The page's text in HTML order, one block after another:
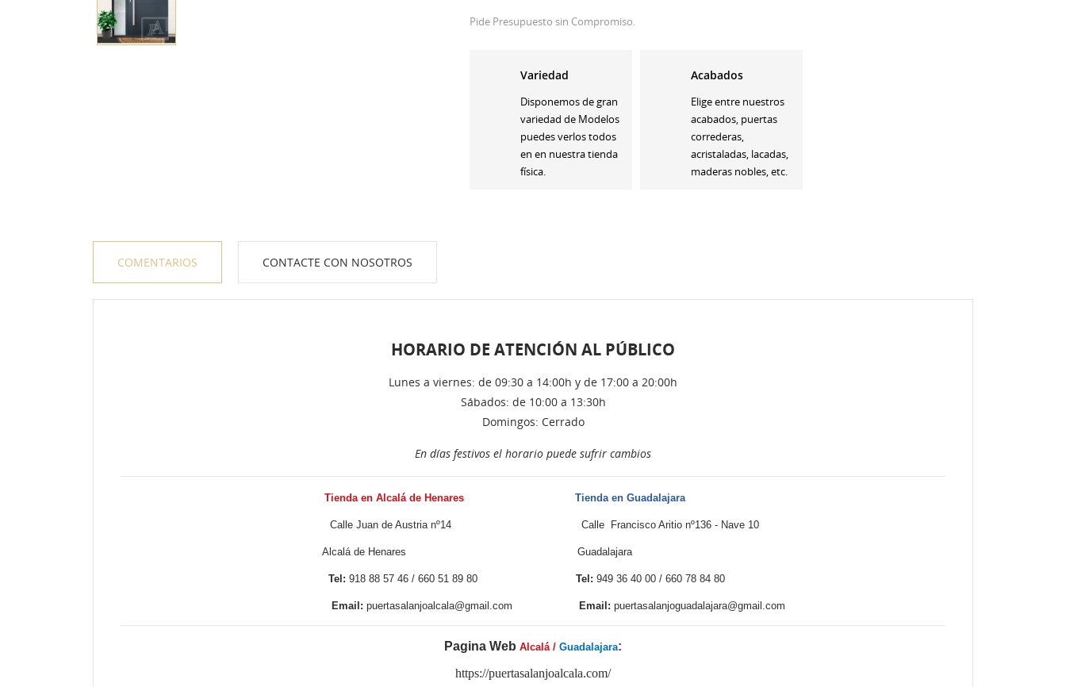
Pide Presupuesto sin Compromiso.
Variedad
Disponemos de gran
variedad de Modelos
puedes verlos todos
en en nuestra tienda
física.
Acabados
Elige entre nuestros
acabados, puertas
correderas,
acristaladas, lacadas,
maderas nobles, etc.
COMENTARIOS CONTACTE CON NOSOTROS
HORARIO DE ATENCIÓN AL PÚBLICO
Lunes a viernes: de 09:30 a 14:00h y de 17:00 a 20:00h
Sábados: de 10:00 a 13:30h
Domingos: Cerrado
En días festivos el horario puede sufrir cambios
Tienda en Alcalá de Henares Tienda en Guadalajara
Calle Juan de Austria nº14 Calle Francisco Aritio nº136 - Nave 10
Alcalá de Henares Guadalajara
Tel: 918 88 57 46 / 660 51 89 80 Tel: 949 36 40 00 / 660 78 84 80
Email: puertasalanjoalcala@gmail.com Email: puertasalanjoguadalajara@gmail.com
Pagina Web Alcalá / Guadalajara:
https://puertasalanjoalcala.com/